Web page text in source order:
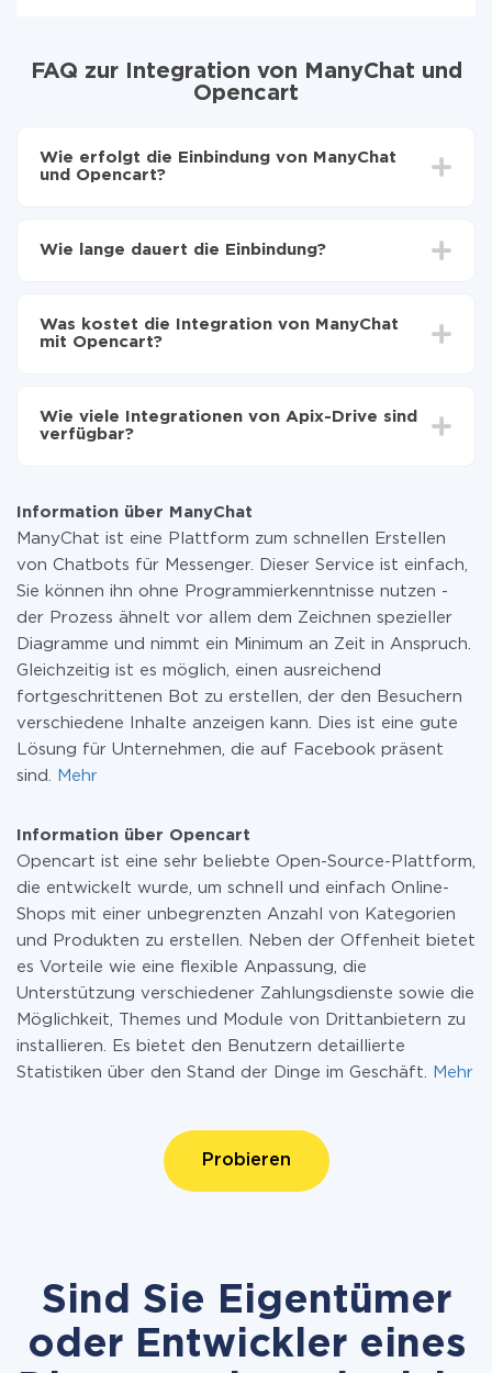
FAQ zur Integration von ManyChat und
Opencart
Wie erfolgt die Einbindung von ManyChat
und Opencart?
zu übertragen
auf Opencart übertragen
Wie lange dauert die Einbindung?
Im Durchschnitt dauert es 10-15 Minuten.
Was kostet die Integration von ManyChat
mit Opencart?
zahlen nur für die Datenmenge, die über unseren
Service von einem System auf ein anderes übertragen
Weitere Informationen zuTarifen
Wie viele Integrationen von Apix-Drive sind
verfügbar?
Information über ManyChat
ManyChat ist eine Plattform zum schnellen Erstellen
von Chatbots für Messenger. Dieser Service ist einfach,
Sie können ihn ohne Programmierkenntnisse nutzen -
der Prozess ähnelt vor allem dem Zeichnen spezieller
Diagramme und nimmt ein Minimum an Zeit in Anspruch.
Gleichzeitig ist es möglich, einen ausreichend
fortgeschrittenen Bot zu erstellen, der den Besuchern
verschiedene Inhalte anzeigen kann. Dies ist eine gute
Lösung für Unternehmen, die auf Facebook präsent
sind.
Mehr
Information über Opencart
Opencart ist eine sehr beliebte Open-Source-Plattform,
die entwickelt wurde, um schnell und einfach Online-
Shops mit einer unbegrenzten Anzahl von Kategorien
und Produkten zu erstellen. Neben der Offenheit bietet
es Vorteile wie eine flexible Anpassung, die
Unterstützung verschiedener Zahlungsdienste sowie die
Möglichkeit, Themes und Module von Drittanbietern zu
installieren. Es bietet den Benutzern detaillierte
Statistiken über den Stand der Dinge im Geschäft.
Mehr
Probieren
Sind Sie Eigentümer
oder Entwickler eines